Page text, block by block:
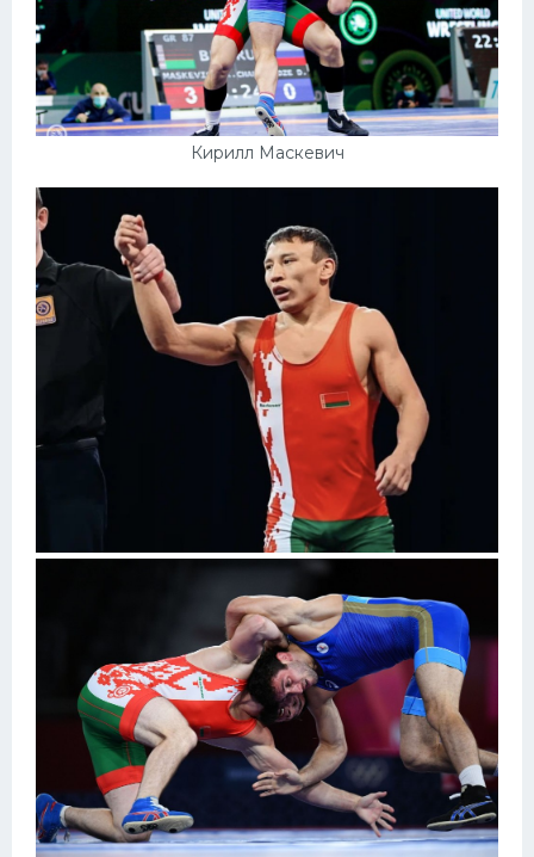
Кирилл Маскевич